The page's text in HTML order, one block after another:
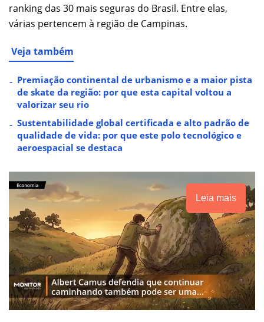
ranking das 30 mais seguras do Brasil. Entre elas,
várias pertencem à região de Campinas.
Veja também
Premiação continental de urbanismo e a maior pista
de skate da região: por que esta capital voltou a
valorizar seu rio
Sustentabilidade global certificada e alto padrão de
qualidade de vida: por que este polo tecnológico e
aeroespacial se destaca
Leia mais